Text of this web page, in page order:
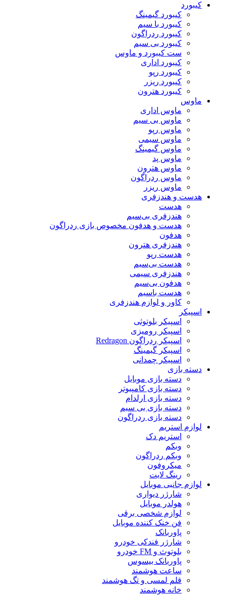
کیبورد
کیبورد گیمینگ
کیبورد با سیم
کیبورد ردراگون
کیبورد بی سیم
ست کیبورد و ماوس
کیبورد اداری
کیبورد رپو
کیبورد ریزر
کیبورد هترون
ماوس
ماوس اداری
ماوس بی سیم
ماوس رپو
ماوس سیمی
ماوس گیمینگ
ماوس پد
ماوس هترون
ماوس ردراگون
ماوس ریزر
هدست و هندزفری
هدست
هندزفری بی‌سیم
هدست و هدفون مخصوص بازی ردراگون
هدفون
هندزفری هترون
هدست رپو
هدست بی‌سیم
هندزفری سیمی
هدفون بی‌سیم
هدست باسیم
کاور و لوازم هندزفری
اسپیکر
اسپیکر بلوتوثی
اسپیکر رومیزی
اسپیکر ردراگون Redragon
اسپیکر گیمینگ
اسپیکر چمدانی
دسته بازی
دسته بازی موبایل
دسته بازی کامپیوتر
دسته بازی ارلدام
دسته بازی بی سیم
دسته بازی ردراگون
لوازم استریم
استریم دک
وبکم
وبکم ردراگون
میکروفون
رینگ لایت
لوازم جانبی موبایل
شارژر دیواری
هولدر موبایل
لوازم شخصی برقی
فن خنک کننده موبایل
پاوربانک
شارژر فندکی خودرو
بلوتوث و FM خودرو
پاوربانک بیسوس
ساعت هوشمند
قلم لمسی و تگ هوشمند
خانه هوشمند